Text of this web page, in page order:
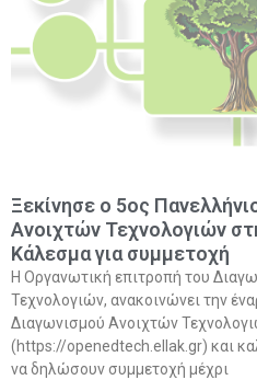
Ξεκίνησε ο 5ος
Ανοιχτών Τεχνολογιών
Κάλεσμα για συμμετοχή
Η Οργανωτική επιτροπή του
Τεχνολογιών, ανακοινώνει την
Διαγωνισμού Ανοιχτών
(https://openedtech.ellak.gr) και
να δηλώσουν συμμετοχή μέχρι